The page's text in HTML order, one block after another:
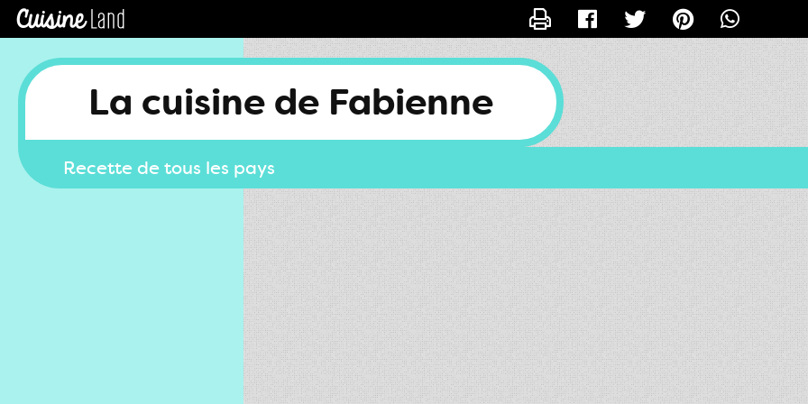
La cuisine de Fabienne
Recette de tous les pays
CONTACTER FAB27